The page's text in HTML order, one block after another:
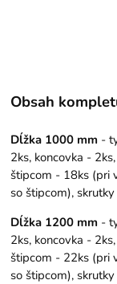
Obsah
Dĺžka 1000 mm -
2ks, koncovka -
štipcom - 18ks (pri
so štipcom),
Dĺžka 1200 mm -
2ks, koncovka -
štipcom - 22ks (pri
so štipcom),